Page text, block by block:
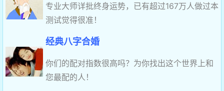
专业大师详批终身运势，已有超过167万人做过本
测试觉得很准！
经典八字合婚
你们的配对指数很高吗？为你找出这个世界上和
您最配的人！